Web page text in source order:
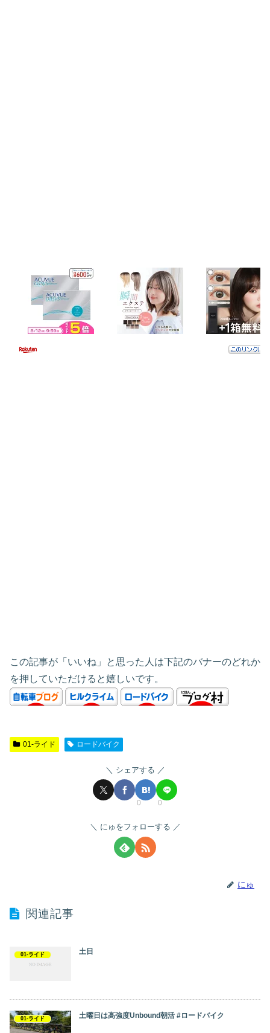
この記事が「いいね」と思った人は下記のバナーのどれか
を押していただけると嬉しいです。
01-ライド ロードバイク
シェアする
0 0
にゅをフォローする
にゅ
関連記事
01-ライド 土日
01-ライド 土曜日は高強度Unbound朝活 #ロードバイク